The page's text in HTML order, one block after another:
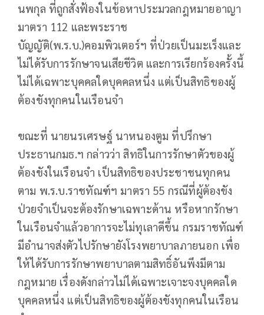
นพกุล ที่ถูกสั่งฟ้องในข้อหาประมวลกฎหมายอาญา
มาตรา 112 และพระราช
บัญญัติ(พ.ร.บ.)คอมพิวเตอร์ฯ ที่ป่วยเป็นมะเร็งและ
ไม่ได้รับการรักษาจนเสียชีวิต และการเรียกร้องครั้งนี้
ไม่ได้เฉพาะบุคคลใดบุคคลหนึ่ง แต่เป็นสิทธิของผู้
ต้องขังทุกคนในเรือนจำ
ขณะที่ นายนรเศรษฐ์ นาหนองตูม ที่ปรึกษา
ประธานกมธ.ฯ กล่าวว่า สิทธิในการรักษาตัวของผู้
ต้องขังในเรือนจำ เป็นสิทธิของประชาชนทุกคน
ตาม พ.ร.บ.ราชทัณฑ์ฯ มาตรา 55 กรณีที่ผู้ต้องขัง
ป่วยจำเป็นจะต้องรักษาเฉพาะด้าน หรือหากรักษา
ในเรือนจำแล้วอาการจะไม่ทุเลาดีขึ้น กรมราชทัณฑ์
มีอำนาจส่งตัวไปรักษายังโรงพยาบาลภายนอก เพื่อ
ให้ได้รับการรักษาพยาบาลตามสิทธิ์อันพึงมีตาม
กฎหมาย เรื่องดังกล่าวไม่ได้เฉพาะเจาะจงบุคคลใด
บุคคลหนึ่ง แต่เป็นสิทธิของผู้ต้องขังทุกคนในเรือน